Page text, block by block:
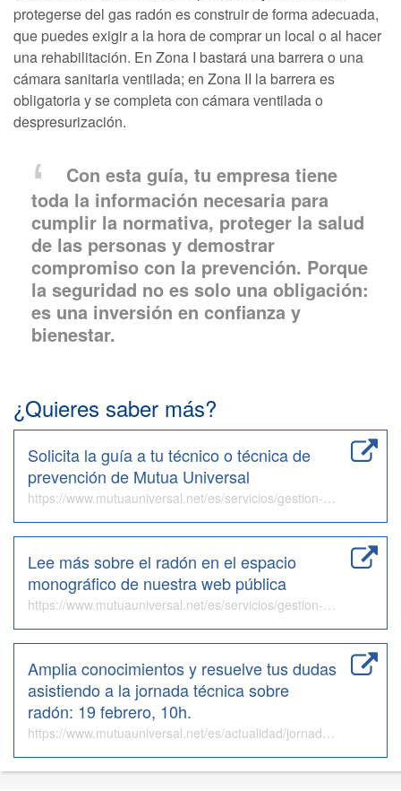
protegerse del gas radón es construir de forma adecuada,
que puedes exigir a la hora de comprar un local o al hacer
una rehabilitación. En Zona I bastará una barrera o una
cámara sanitaria ventilada; en Zona II la barrera es
obligatoria y se completa con cámara ventilada o
despresurización.
Con esta guía, tu empresa tiene
toda la información necesaria para
cumplir la normativa, proteger la salud
de las personas y demostrar
compromiso con la prevención. Porque
la seguridad no es solo una obligación:
es una inversión en confianza y
bienestar.
¿Quieres saber más?
Solicita la guía a tu técnico o técnica de
prevención de Mutua Universal
https://www.mutuauniversal.net/es/servicios/gestion-de-la-prevencion/mapa-de-tecnicos-de-prevencion/
Lee más sobre el radón en el espacio
monográfico de nuestra web pública
https://www.mutuauniversal.net/es/servicios/gestion-de-la-prevencion/exposicion-a-cancerigenos/gas-radon/#
Amplia conocimientos y resuelve tus dudas
asistiendo a la jornada técnica sobre
radón: 19 febrero, 10h.
https://www.mutuauniversal.net/es/actualidad/jornadas-y-actos/